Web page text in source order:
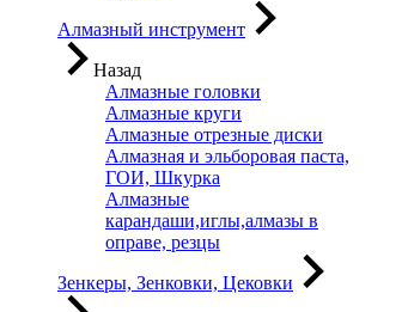
Алмазный инструмент
Назад
Алмазные головки
Алмазные круги
Алмазные отрезные диски
Алмазная и эльборовая паста,
ГОИ, Шкурка
Алмазные
карандаши,иглы,алмазы в
оправе, резцы
Зенкеры, Зенковки, Цековки